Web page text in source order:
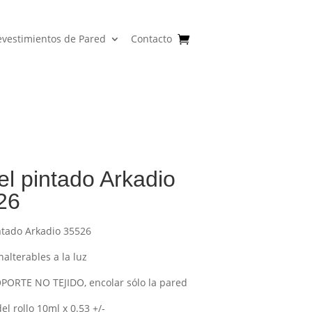
de Pared Contacto
pintado Arkadio
Arkadio 35526
a la luz
NO TEJIDO, encolar sólo la pared
rollo 10ml x 0.53 +/-